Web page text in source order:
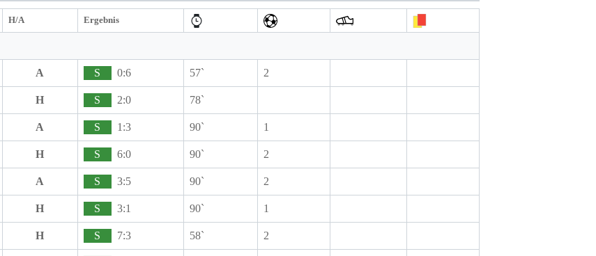
H/A Ergebnis
A S 0:6 57` 2
H S 2:0 78`
A S 1:3 90` 1
H S 6:0 90` 2
A S 3:5 90` 2
H S 3:1 90` 1
H S 7:3 58` 2